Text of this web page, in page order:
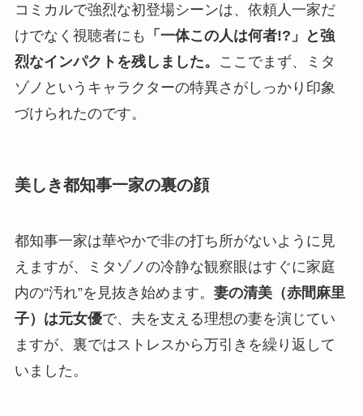
コミカルで強烈な初登場シーンは、依頼人一家だ
けでなく視聴者にも
「一体この人は何者!?」と強
烈なインパクトを残しました。
ここでまず、ミタ
ゾノというキャラクターの特異さがしっかり印象
づけられたのです。
美しき都知事一家の裏の顔
都知事一家は華やかで非の打ち所がないように見
えますが、ミタゾノの冷静な観察眼はすぐに家庭
内の“汚れ”を見抜き始めます。 妻の清美（赤間麻里
子）は元女優で、夫を支える理想の妻を演じてい
ますが、裏ではストレスから万引きを繰り返して
いました。